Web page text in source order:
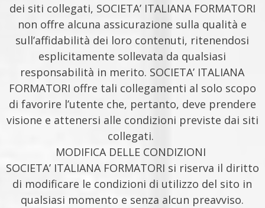
dei siti collegati, SOCIETA’ ITALIANA FORMATORI
non offre alcuna assicurazione sulla qualità e
sull’affidabilità dei loro contenuti, ritenendosi
esplicitamente sollevata da qualsiasi
responsabilità in merito. SOCIETA’ ITALIANA
FORMATORI offre tali collegamenti al solo scopo
di favorire l’utente che, pertanto, deve prendere
visione e attenersi alle condizioni previste dai siti
collegati.
MODIFICA DELLE CONDIZIONI
SOCIETA’ ITALIANA FORMATORI si riserva il diritto
di modificare le condizioni di utilizzo del sito in
qualsiasi momento e senza alcun preavviso.